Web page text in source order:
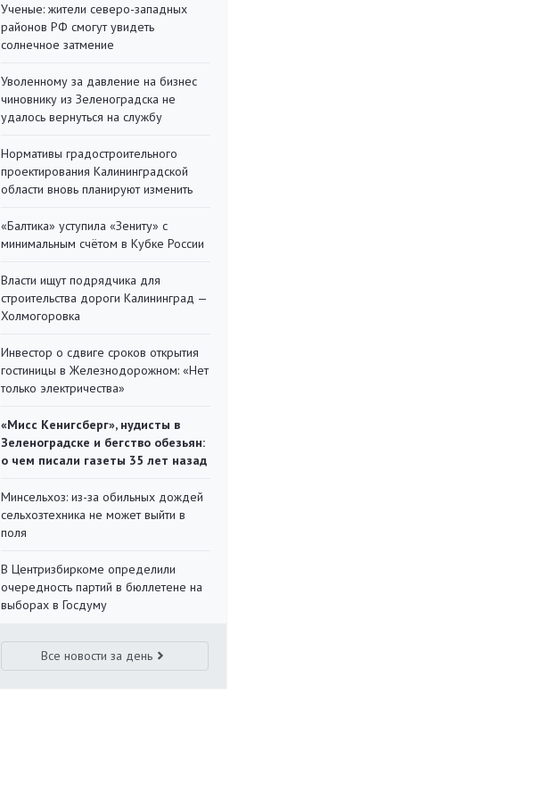
Ученые: жители северо-западных
районов РФ смогут увидеть
солнечное затмение
Уволенному за давление на бизнес
чиновнику из Зеленоградска не
удалось вернуться на службу
Нормативы градостроительного
проектирования Калининградской
области вновь планируют изменить
«Балтика» уступила «Зениту» с
минимальным счётом в Кубке России
Власти ищут подрядчика для
строительства дороги Калининград —
Холмогоровка
Инвестор о сдвиге сроков открытия
гостиницы в Железнодорожном: «Нет
только электричества»
«Мисс Кенигсберг», нудисты в
Зеленоградске и бегство обезьян:
о чем писали газеты 35 лет назад
Минсельхоз: из-за обильных дождей
сельхозтехника не может выйти в
поля
В Центризбиркоме определили
очередность партий в бюллетене на
выборах в Госдуму
Все новости за день